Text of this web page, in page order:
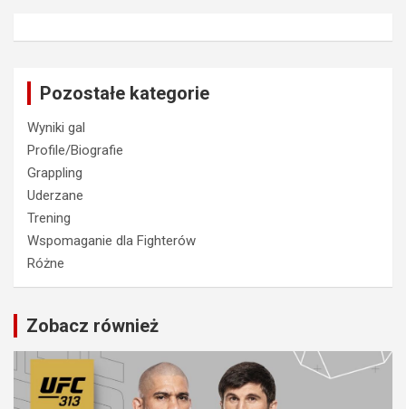
Pozostałe kategorie
Wyniki gal
Profile/Biografie
Grappling
Uderzane
Trening
Wspomaganie dla Fighterów
Różne
Zobacz również